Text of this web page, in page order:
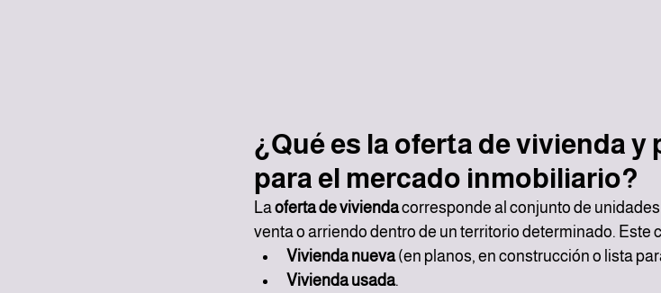
¿Qué es la oferta de vivienda y
para el mercado inmobiliario?
La oferta de vivienda corresponde al conjunto de
venta o arriendo dentro de un territorio determinado. Este
Vivienda nueva (en planos, en construcción o lista
Vivienda usada.